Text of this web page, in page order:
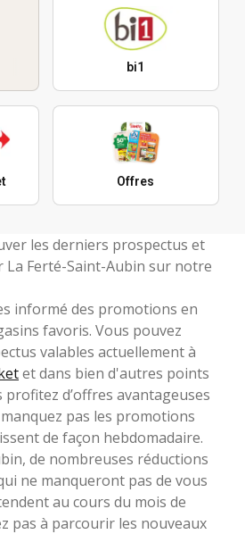
bi1
Offres
les derniers prospectus et
La Ferté-Saint-Aubin sur notre
informé des promotions en
favoris. Vous pouvez
valables actuellement à
et dans bien d'autres points
profitez d’offres avantageuses
pas les promotions
de façon hebdomadaire.
de nombreuses réductions
ne manqueront pas de vous
au cours du mois de
pas à parcourir les nouveaux